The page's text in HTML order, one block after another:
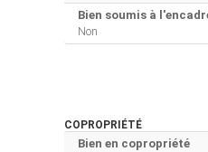
Bien soumis à
Non
COPROPRIÉTÉ
Bien en copropriété